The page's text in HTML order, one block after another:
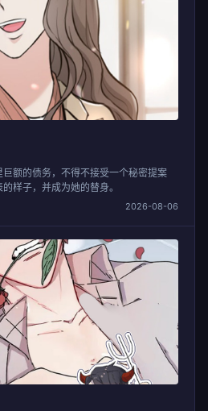
额的债务，不得不接受一个秘密提案
样子，并成为她的替身。
2026-08-06